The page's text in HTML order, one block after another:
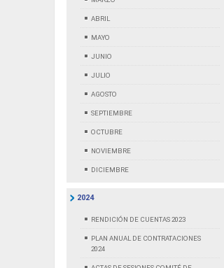
ABRIL
MAYO
JUNIO
JULIO
AGOSTO
SEPTIEMBRE
OCTUBRE
NOVIEMBRE
DICIEMBRE
2024
RENDICIÓN DE CUENTAS 2023
PLAN ANUAL DE CONTRATACIONES
2024